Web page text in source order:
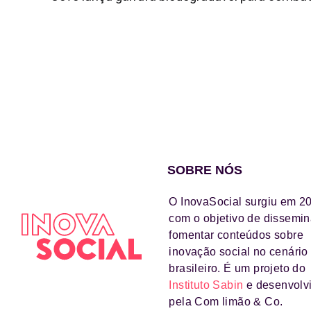
SOBRE NÓS
O InovaSocial surgiu em
com o objetivo de
fomentar conteúdos sobre
inovação social no cenário
brasileiro. É um projeto do
Instituto Sabin e
pela Com limão & Co.